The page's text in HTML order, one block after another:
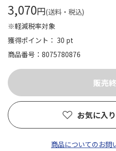
3,070円(送料・税込)
※軽減税率対象
獲得ポイント： 30 pt
商品番号
8075780876
お気に入
商品についてのお問